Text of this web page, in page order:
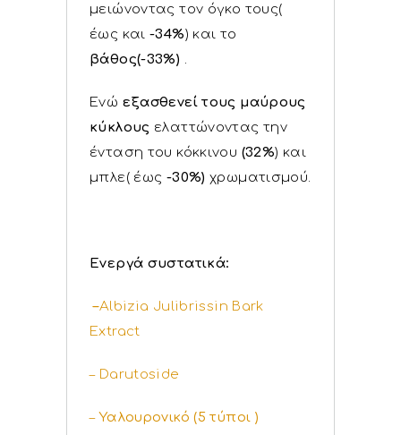
μειώνοντας τον όγκο τους(
έως και -34%) και το
βάθος(-33%) .
Ενώ εξασθενεί τους μαύρους
κύκλους ελαττώνοντας την
ένταση του κόκκινου (32%) και
μπλε( έως -30%) χρωματισμού.
Ενεργά συστατικά:
–Albizia Julibrissin Bark
Extract
– Darutoside
–Υαλουρονικό (5 τύποι )